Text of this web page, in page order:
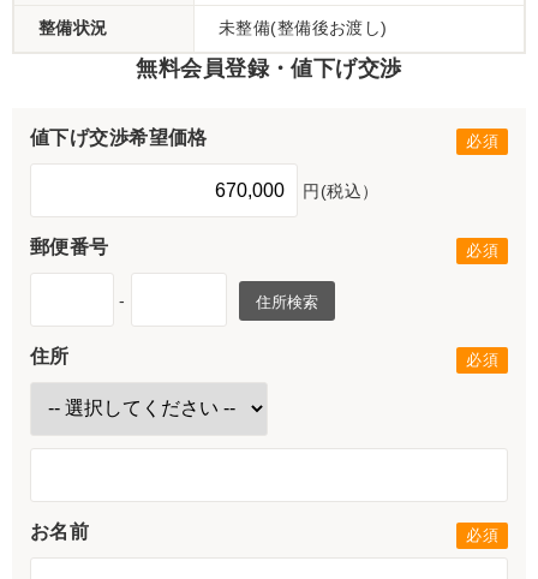
整備状況 未整備(整備後お渡し)
無料会員登録・値下げ交渉
値下げ交渉希望価格
円(税込）
郵便番号
- 住所検索
住所
お名前